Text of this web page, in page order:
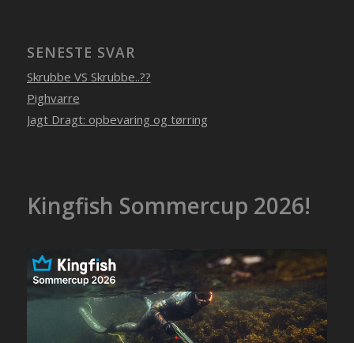
SENESTE SVAR
Skrubbe VS Skrubbe..??
Pighvarre
Jagt Dragt: opbevaring og tørring
Kingfish Sommercup 2026!